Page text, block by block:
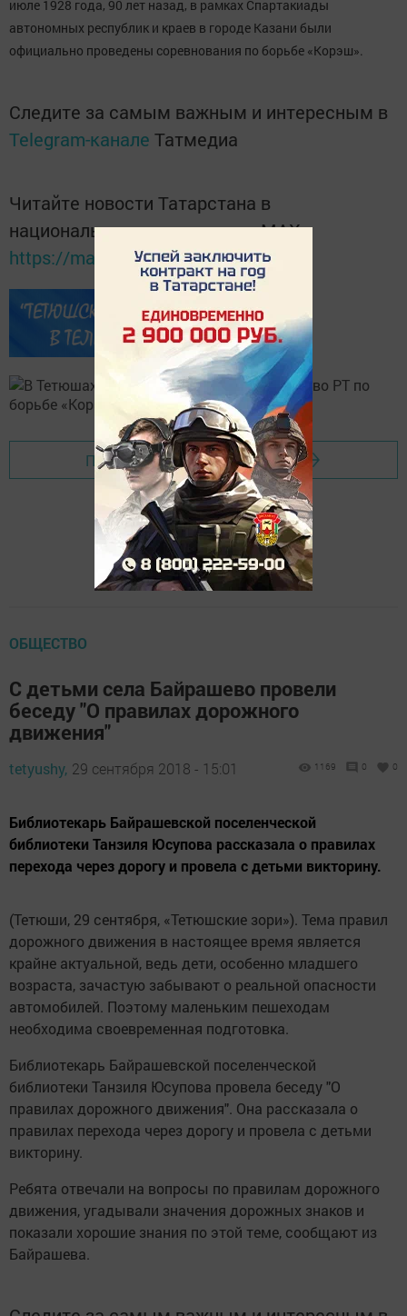
июле 1928 года, 90 лет назад, в рамках Спартакиады
автономных республик и краев в городе Казани были
официально проведены соревнования по борьбе «Корэш».
Следите за самым важным и интересным в
Telegram-канале Татмедиа
Читайте новости Татарстана в
национальном мессенджере MАХ:
https://max.ru/tatmedia
Перейти на страницу новости
ОБЩЕСТВО
С детьми села Байрашево провели
беседу "О правилах дорожного
движения"
tetyushy, 29 сентября 2018 - 15:01 1169 0 0
Библиотекарь Байрашевской поселенческой
библиотеки Танзиля Юсупова рассказала о правилах
перехода через дорогу и провела с детьми викторину.
(Тетюши, 29 сентября, «Тетюшские зори»). Тема правил
дорожного движения в настоящее время является
крайне актуальной, ведь дети, особенно младшего
возраста, зачастую забывают о реальной опасности
автомобилей. Поэтому маленьким пешеходам
необходима своевременная подготовка.
Библиотекарь Байрашевской поселенческой
библиотеки Танзиля Юсупова провела беседу "О
правилах дорожного движения". Она рассказала о
правилах перехода через дорогу и провела с детьми
викторину.
Ребята отвечали на вопросы по правилам дорожного
движения, угадывали значения дорожных знаков и
показали хорошие знания по этой теме, сообщают из
Байрашева.